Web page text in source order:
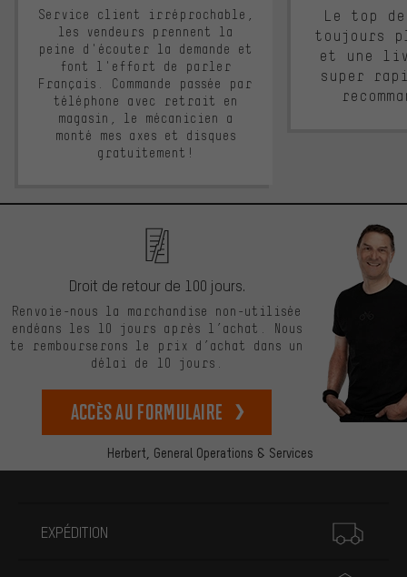
Service client irréprochable,
les vendeurs prennent la
peine d'écouter la demande et
font l'effort de parler
Français. Commande passée par
téléphone avec retrait en
magasin, le mécanicien a
monté mes axes et disques
gratuitement!
Le top
toujours
et une
super
Herbert, General Operations & Services
Droit de retour de 100 jours.
Renvoie-nous la marchandise non-utilisée
endéans les 10 jours après l’achat. Nous
te rembourserons le prix d’achat dans un
délai de 10 jours.
Accès au formulaire
EXPÉDITION